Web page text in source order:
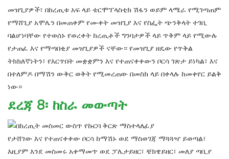
መዝጊያዎች፣ በከረጢቱ አፍ ላይ ቴርሞፕላስቲክ ሽፋን ወይም ላሜራ የሚገጣጠም
የማሸጊያ አሞሌን በመጠቀም የሙቀት መዝጊያ እና የስፌት ጭንቅላት ተገቢ
ባልሆነባቸው የተወሰኑ የወረቀት ከረጢቶች ግንባታዎች ላይ ጥቅም ላይ የሚውሉ
የታጠፈ እና የማጣበቂያ መዝጊያዎች ናቸው። የመዝጊያ ዘዴው የጥቅል
ትክክለኛነትን፣ የእርጥበት መቋቋምን እና የተጠናቀቀውን ቦርሳ ገጽታ ይነካል፣ እና
በተለምዶ በማሽን ውቅር ወቅት የሚመረጠው በመስክ ላይ በቀላሉ ከመቀየር ይልቅ
ነው።
ደረጃ 8፡ ከስራ መውጣት
የታሸገው እና ​​የተጠናቀቀው ቦርሳ ከማሽኑ ወደ ማስወገጃ ማጓጓዣ ይወጣል፣
እዚያም እንደ መስመሩ አቀማመጥ ወደ ፓሌታይዘር፣ ቼክዌይዘር፣ መለያ ጣቢያ